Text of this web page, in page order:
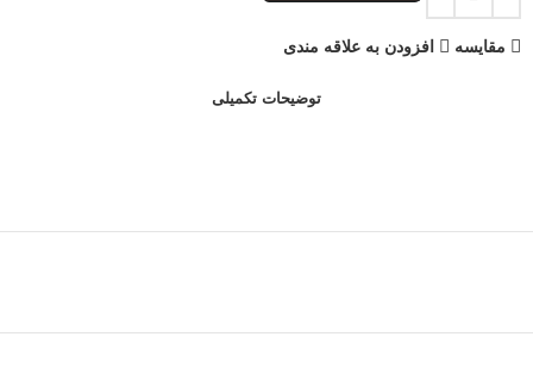
مقایسه افزودن به علاقه مندی
توضیحات تکمیلی